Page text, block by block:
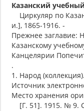
Казанский
Циркуляр по
и.], 1865-1916. -
Прежнее заглавие:
Казанскому
Канцелярии
.
1. Народ
Источник
Место хранения
[Г. 51]. 1915. № 9.